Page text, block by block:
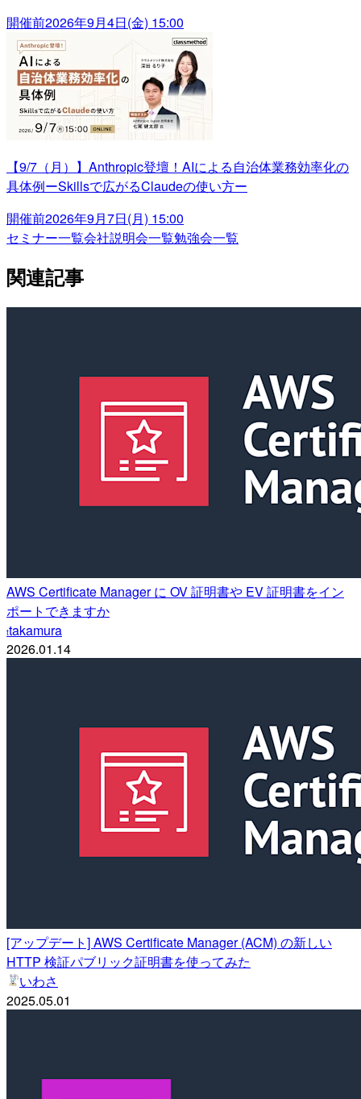
開催前2026年9月4日(金) 15:00
【9/7（月）】Anthropic登壇！AIによる自治体業務効率化の
具体例ーSkillsで広がるClaudeの使い方ー
開催前2026年9月7日(月) 15:00
セミナー一覧会社説明会一覧勉強会一覧
関連記事
AWS Certificate Manager に OV 証明書や EV 証明書をイン
ポートできますか
ttakamura
2026.01.14
[アップデート] AWS Certificate Manager (ACM) の新しい
HTTP 検証パブリック証明書を使ってみた
いわさ
2025.05.01